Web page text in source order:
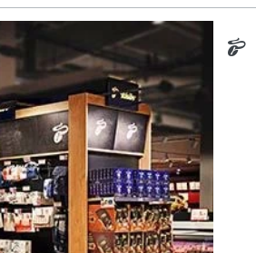
tchibo_logo